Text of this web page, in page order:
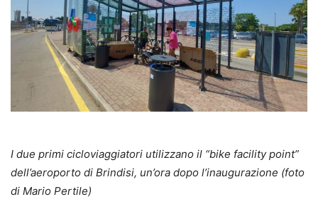
I due primi cicloviaggiatori utilizzano il “bike facility point”
dell’aeroporto di Brindisi, un’ora dopo l’inaugurazione (foto
di Mario Pertile)